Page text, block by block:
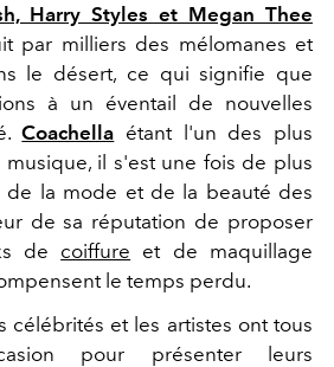
Harry Styles et Megan Thee
par milliers des mélomanes et
le désert, ce qui signifie que
à un éventail de nouvelles
Coachella étant l'un des plus
il s'est une fois de plus
de la mode et de la beauté des
de sa réputation de proposer
de coiffure et de maquillage
le temps perdu.
célébrités et les artistes ont tous
pour présenter leurs